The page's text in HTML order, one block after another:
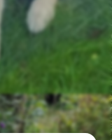
kg
kg
kg
kg